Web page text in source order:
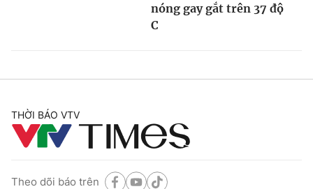
nóng gay gắt trên 37 độ
C
THỜI BÁO VTV
Theo dõi báo trên